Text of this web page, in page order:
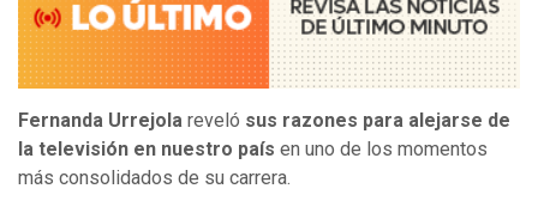
Fernanda Urrejola reveló sus razones para alejarse de
la televisión en nuestro país en uno de los momentos
más consolidados de su carrera.